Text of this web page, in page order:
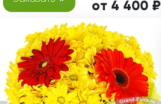
от 4 400 ₽